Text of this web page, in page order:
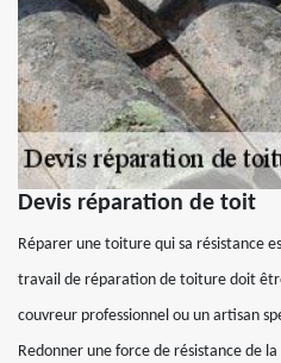
Devis réparation de toit
Réparer une toiture qui sa résistance
travail de réparation de toiture doit
couvreur professionnel ou un artisan
Redonner une force de résistance de